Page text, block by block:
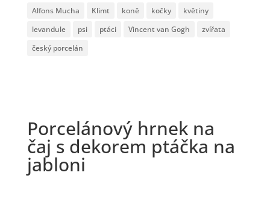
Alfons Mucha Klimt koně kočky
květiny
levandule
psi ptáci Vincent van Gogh
zvířata
český porcelán
Porcelánový hrnek na
čaj s dekorem ptáčka na
jabloni